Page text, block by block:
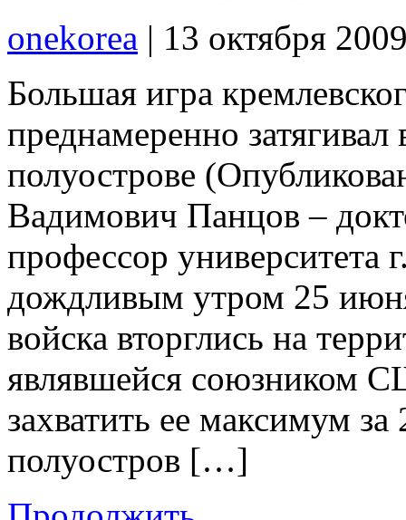
onekorea | 13 октября
Большая игра
преднамеренно
полуострове
Вадимович Панцов –
профессор
дождливым утром 25
войска вторглись на
являвшейся союзником
захватить ее максимум
полуостров […]